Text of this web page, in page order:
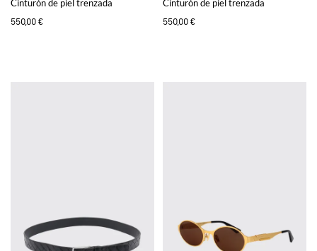
Cinturón de piel trenzada
550,00 €
Cinturón de piel trenzada
550,00 €